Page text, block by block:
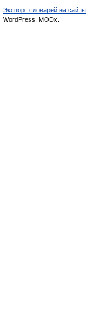
Экспорт словарей на сайты
WordPress, MODx.